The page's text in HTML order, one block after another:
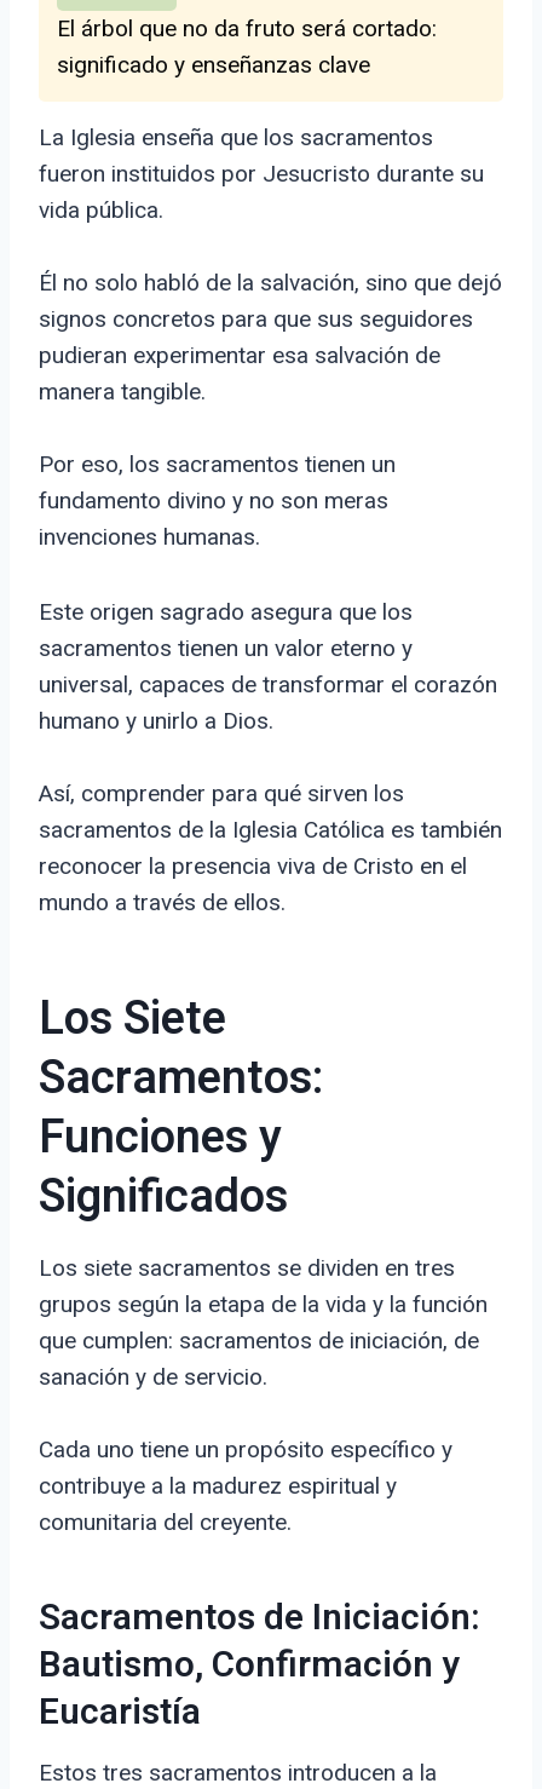
El árbol que no da fruto será cortado:
significado y enseñanzas clave
La Iglesia enseña que los sacramentos
fueron instituidos por Jesucristo durante su
vida pública.
Él no solo habló de la salvación, sino que dejó
signos concretos para que sus seguidores
pudieran experimentar esa salvación de
manera tangible.
Por eso, los sacramentos tienen un
fundamento divino y no son meras
invenciones humanas.
Este origen sagrado asegura que los
sacramentos tienen un valor eterno y
universal, capaces de transformar el corazón
humano y unirlo a Dios.
Así, comprender para qué sirven los
sacramentos de la Iglesia Católica es también
reconocer la presencia viva de Cristo en el
mundo a través de ellos.
Los Siete
Sacramentos:
Funciones y
Significados
Los siete sacramentos se dividen en tres
grupos según la etapa de la vida y la función
que cumplen: sacramentos de iniciación, de
sanación y de servicio.
Cada uno tiene un propósito específico y
contribuye a la madurez espiritual y
comunitaria del creyente.
Sacramentos de Iniciación:
Bautismo, Confirmación y
Eucaristía
Estos tres sacramentos introducen a la